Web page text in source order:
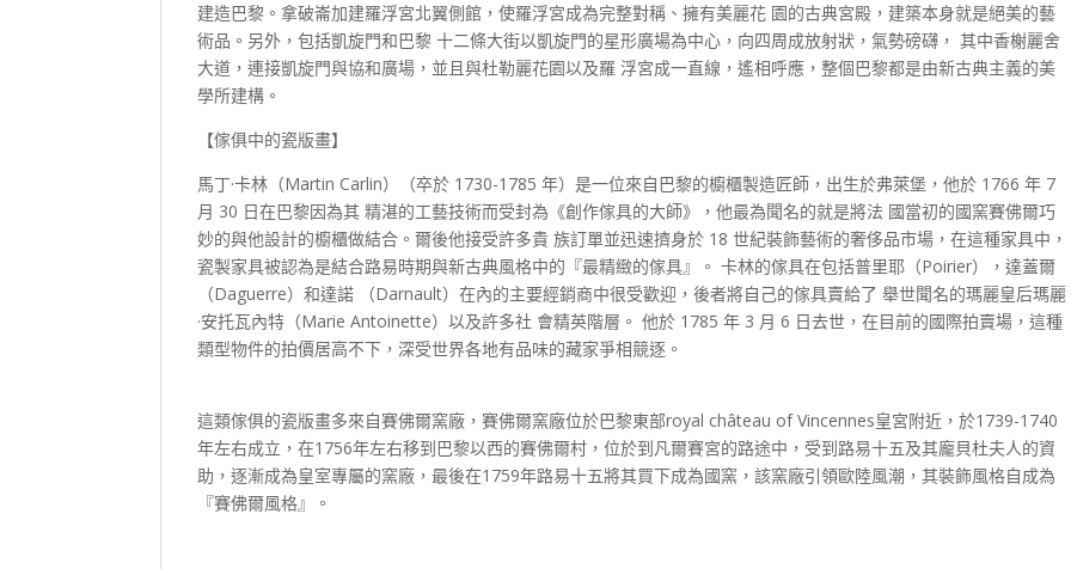
建造巴黎。拿破崙加建羅浮宮北翼側館，使羅浮宮成為完整對稱、擁有美麗花 園的古典宮殿，建築本身就是絕美的藝
術品。另外，包括凱旋門和巴黎 十二條大街以凱旋門的星形廣場為中心，向四周成放射狀，氣勢磅礴， 其中香榭麗舍
大道，連接凱旋門與協和廣場，並且與杜勒麗花園以及羅 浮宮成一直線，遙相呼應，整個巴黎都是由新古典主義的美
學所建構。
【傢俱中的瓷版畫】
馬丁·卡林（Martin Carlin）（卒於 1730-1785 年）是一位來自巴黎的櫥櫃製造匠師，出生於弗萊堡，他於 1766 年 7
月 30 日在巴黎因為其 精湛的工藝技術而受封為《創作傢具的大師》，他最為聞名的就是將法 國當初的國窯賽佛爾巧
妙的與他設計的櫥櫃做結合。爾後他接受許多貴 族訂單並迅速擠身於 18 世紀裝飾藝術的奢侈品市場，在這種家具中，
瓷製家具被認為是結合路易時期與新古典風格中的『最精緻的傢具』。 卡林的傢具在包括普里耶（Poirier），達蓋爾
（Daguerre）和達諾 （Darnault）在內的主要經銷商中很受歡迎，後者將自己的傢具賣給了 舉世聞名的瑪麗皇后瑪麗
·安托瓦內特（Marie Antoinette）以及許多社 會精英階層。 他於 1785 年 3 月 6 日去世，在目前的國際拍賣場，這種
類型物件的拍價居高不下，深受世界各地有品味的藏家爭相競逐。
這類傢俱的瓷版畫多來自賽佛爾窯廠，賽佛爾窯廠位於巴黎東部royal château of Vincennes皇宮附近，於1739-1740
年左右成立，在1756年左右移到巴黎以西的賽佛爾村，位於到凡爾賽宮的路途中，受到路易十五及其龐貝杜夫人的資
助，逐漸成為皇室專屬的窯廠，最後在1759年路易十五將其買下成為國窯，該窯廠引領歐陸風潮，其裝飾風格自成為
『賽佛爾風格』。